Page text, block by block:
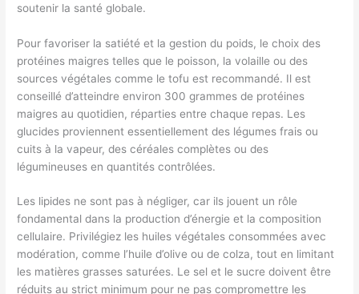
soutenir la santé globale.
Pour favoriser la satiété et la gestion du poids, le choix des
protéines maigres telles que le poisson, la volaille ou des
sources végétales comme le tofu est recommandé. Il est
conseillé d’atteindre environ 300 grammes de protéines
maigres au quotidien, réparties entre chaque repas. Les
glucides proviennent essentiellement des légumes frais ou
cuits à la vapeur, des céréales complètes ou des
légumineuses en quantités contrôlées.
Les lipides ne sont pas à négliger, car ils jouent un rôle
fondamental dans la production d’énergie et la composition
cellulaire. Privilégiez les huiles végétales consommées avec
modération, comme l’huile d’olive ou de colza, tout en limitant
les matières grasses saturées. Le sel et le sucre doivent être
réduits au strict minimum pour ne pas compromettre les